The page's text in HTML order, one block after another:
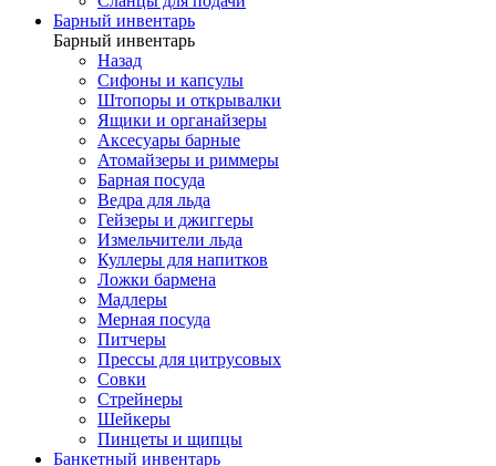
Барный инвентарь
Барный инвентарь
Назад
Сифоны и капсулы
Штопоры и открывалки
Ящики и органайзеры
Аксесуары барные
Атомайзеры и риммеры
Барная посуда
Ведра для льда
Гейзеры и джиггеры
Измельчители льда
Куллеры для напитков
Ложки бармена
Мадлеры
Мерная посуда
Питчеры
Прессы для цитрусовых
Совки
Стрейнеры
Шейкеры
Пинцеты и щипцы
Банкетный инвентарь